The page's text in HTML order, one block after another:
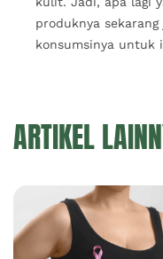
produknya
konsumsinya untuk
ARTIKEL